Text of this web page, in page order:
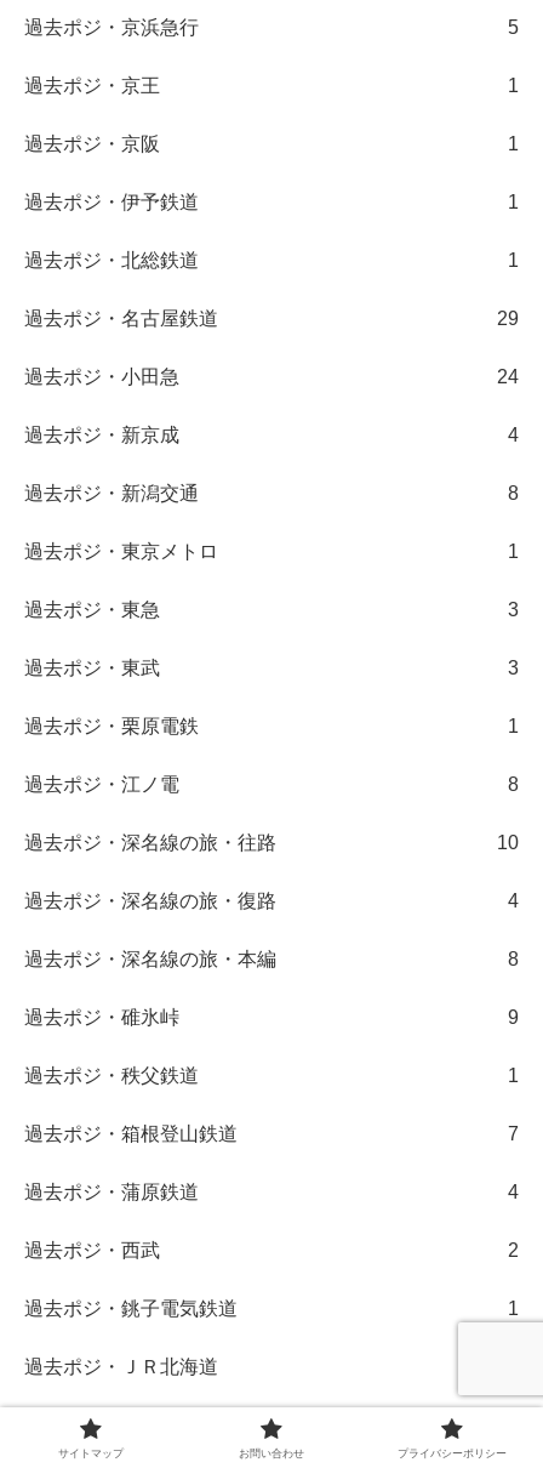
過去ポジ・京浜急行 5
過去ポジ・京王 1
過去ポジ・京阪 1
過去ポジ・伊予鉄道 1
過去ポジ・北総鉄道 1
過去ポジ・名古屋鉄道 29
過去ポジ・小田急 24
過去ポジ・新京成 4
過去ポジ・新潟交通 8
過去ポジ・東京メトロ 1
過去ポジ・東急 3
過去ポジ・東武 3
過去ポジ・栗原電鉄 1
過去ポジ・江ノ電 8
過去ポジ・深名線の旅・往路 10
過去ポジ・深名線の旅・復路 4
過去ポジ・深名線の旅・本編 8
過去ポジ・碓氷峠 9
過去ポジ・秩父鉄道 1
過去ポジ・箱根登山鉄道 7
過去ポジ・蒲原鉄道 4
過去ポジ・西武 2
過去ポジ・銚子電気鉄道 1
過去ポジ・ＪＲ北海道
過去ポジ・ＪＲ西日本
サイトマップ お問い合わせ プライバシーポリシー